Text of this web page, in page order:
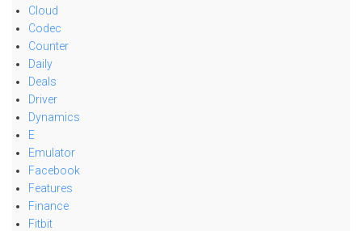
Cloud
Codec
Counter
Daily
Deals
Driver
Dynamics
E
Emulator
Facebook
Features
Finance
Fitbit